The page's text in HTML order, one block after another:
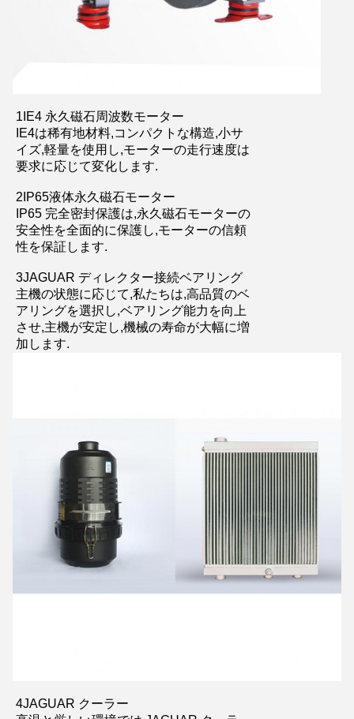
1IE4 永久磁石周波数モーター
IE4は稀有地材料,コンパクトな構造,小サ
イズ,軽量を使用し,モーターの走行速度は
要求に応じて変化します.
2IP65液体永久磁石モーター
IP65 完全密封保護は,永久磁石モーターの
安全性を全面的に保護し,モーターの信頼
性を保証します.
3JAGUAR ディレクター接続ベアリング
主機の状態に応じて,私たちは,高品質のベ
アリングを選択し,ベアリング能力を向上
させ,主機が安定し,機械の寿命が大幅に増
加します.
4JAGUAR クーラー